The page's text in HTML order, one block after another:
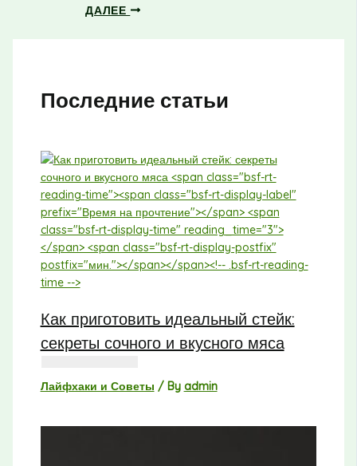
ДАЛЕЕ
Последние статьи
Как приготовить идеальный стейк:
секреты сочного и вкусного мяса
Лайфхаки и Советы / By admin